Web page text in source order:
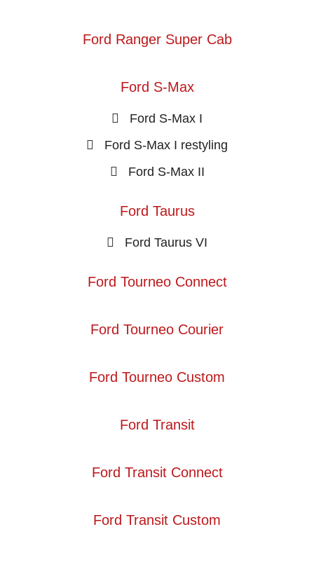
Ford Ranger Super Cab
Ford S-Max
Ford S-Max I
Ford S-Max I restyling
Ford S-Max II
Ford Taurus
Ford Taurus VI
Ford Tourneo Connect
Ford Tourneo Courier
Ford Tourneo Custom
Ford Transit
Ford Transit Connect
Ford Transit Custom